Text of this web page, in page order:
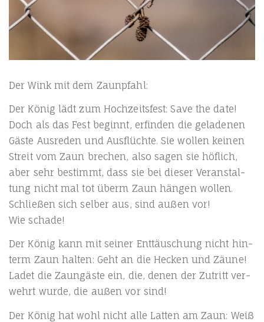
Der Wink mit dem Zaunpfahl:
Der König lädt zum Hoch­zeits­fest: Save the date!
Doch als das Fest beginnt, erfin­den die gela­de­nen
Gäs­te Aus­re­den und Aus­flüch­te. Sie wol­len kei­nen
Streit vom Zaun bre­chen, also sagen sie höf­lich,
aber sehr bestimmt, dass sie bei die­ser Ver­an­stal­
tung nicht mal tot überm Zaun hän­gen wol­len.
Schlie­ßen sich sel­ber aus, sind außen vor!
Wie schade!
Der König kann mit sei­ner Ent­täu­schung nicht hin­
term Zaun hal­ten: Geht an die Hecken und Zäu­ne!
Ladet die Zaun­gäs­te ein, die, denen der Zutritt ver­
wehrt wur­de, die außen vor sind!
Der König hat wohl nicht alle Lat­ten am Zaun: Weiß